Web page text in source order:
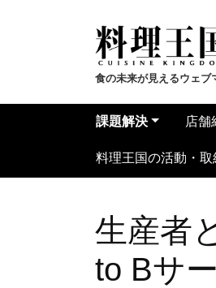
食の未来が見えるウェブ
課題解決 店舗
料理王国の活動・取
生産者
to Bサ